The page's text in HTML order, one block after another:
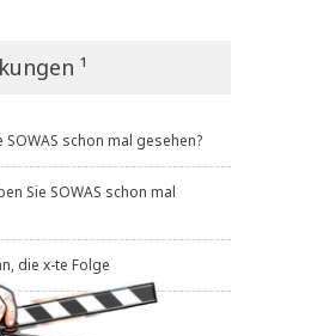
¹
SOWAS schon mal gesehen?
Sie SOWAS schon mal
die x-te Folge